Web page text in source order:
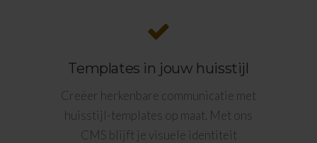
Templates in jouw huisstijl
Creëer herkenbare communicatie met
huisstijl-templates op maat. Met ons
CMS blijft je visuele identiteit